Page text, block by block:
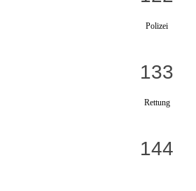
Polizei
133
Rettung
144